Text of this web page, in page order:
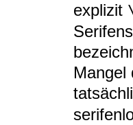
explizit
Mangel